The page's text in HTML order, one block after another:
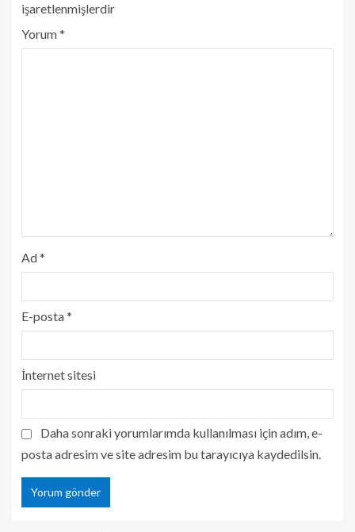
işaretlenmişlerdir
Yorum*
Ad*
E-posta*
İnternet sitesi
Daha sonraki yorumlarımda kullanılması için adım, e-
posta adresim ve site adresim bu tarayıcıya kaydedilsin.